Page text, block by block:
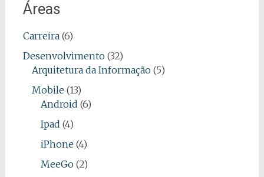
Áreas
Carreira(6)
Desenvolvimento(32)
Arquitetura da Informação(5)
Mobile (13)
Android (6)
Ipad (4)
iPhone (4)
MeeGo(2)